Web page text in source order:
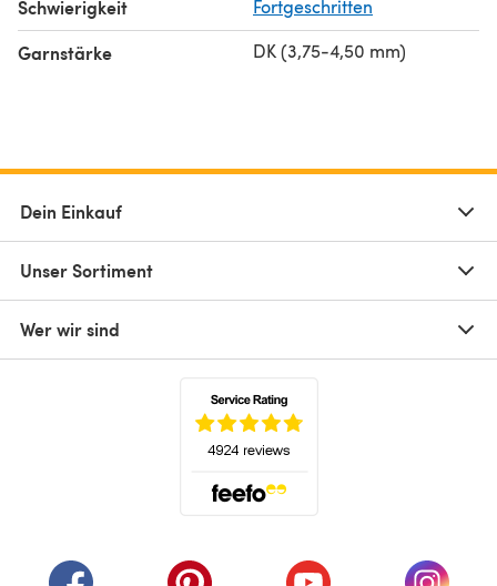
Schwierigkeit Fortgeschritten
Garnstärke DK (3,75-4,50 mm)
Dein Einkauf
Unser Sortiment
Wer wir sind
(öffnet sich in einem neuen Tab)
(öffnet sich in einem neuen Tab)
(öffnet sich in einem
(öffnet